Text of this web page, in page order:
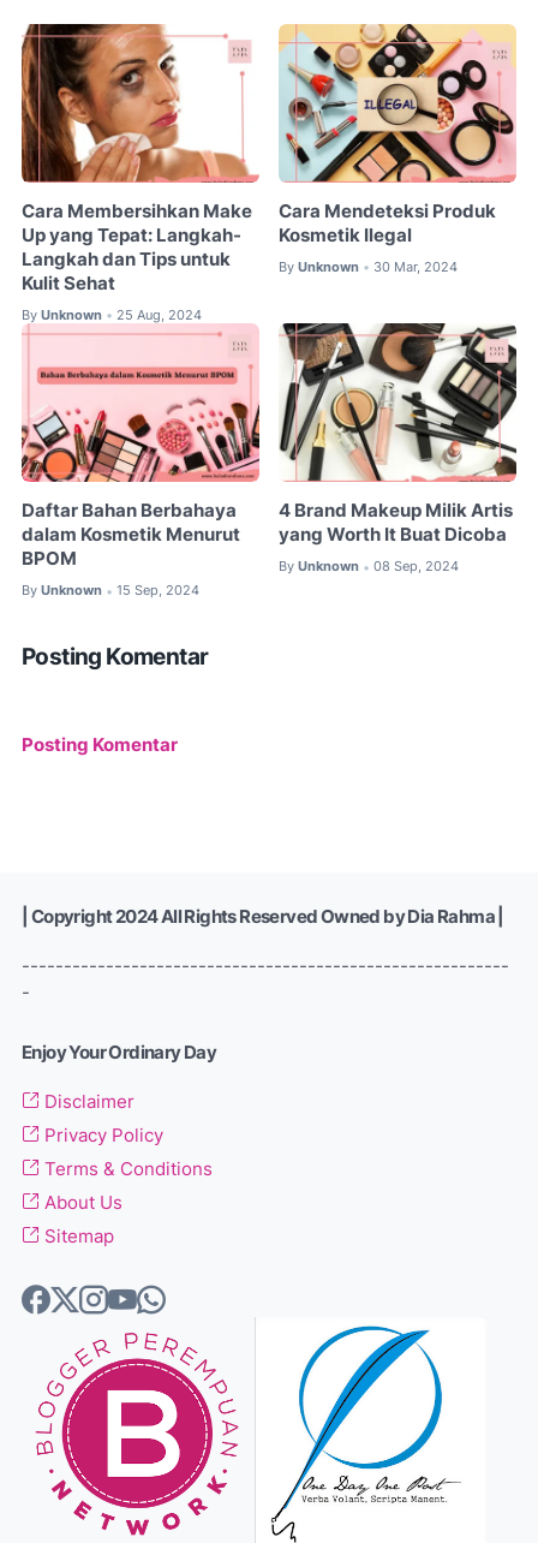
Cara Membersihkan Make
Up yang Tepat: Langkah-
Langkah dan Tips untuk
Kulit Sehat
By Unknown • 25 Aug, 2024
Cara Mendeteksi Produk
Kosmetik Ilegal
By Unknown • 30 Mar, 2024
Daftar Bahan Berbahaya
dalam Kosmetik Menurut
BPOM
By Unknown • 15 Sep, 2024
4 Brand Makeup Milik Artis
yang Worth It Buat Dicoba
By Unknown • 08 Sep, 2024
Posting Komentar
Posting Komentar
| Copyright 2024 All Rights Reserved Owned by Dia Rahma |
----------------------------------------------------------
-
Enjoy Your Ordinary Day
Disclaimer
Privacy Policy
Terms & Conditions
About Us
Sitemap